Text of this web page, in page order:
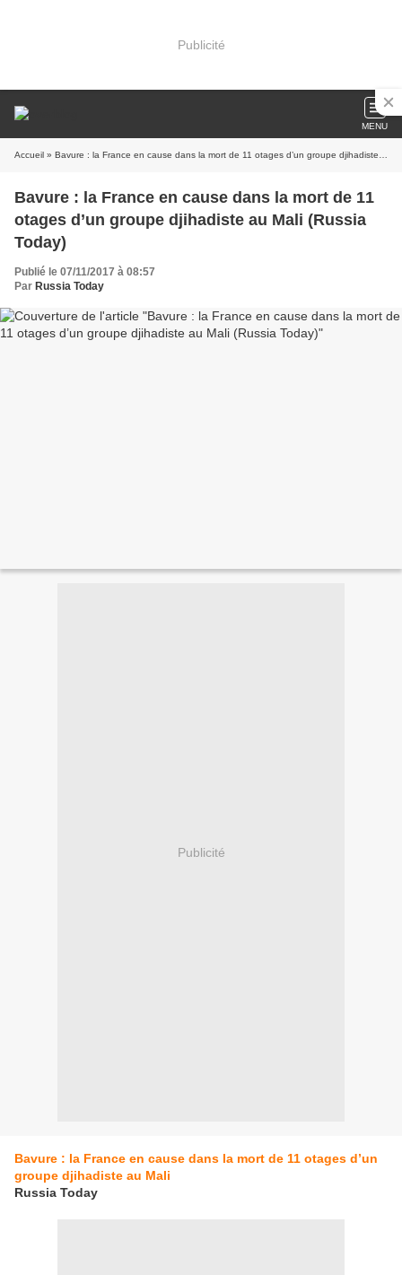
Publicité
MENU
Accueil » Bavure : la France en cause dans la mort de 11 otages d’un groupe djihadiste au Mali (Russia Today)
Bavure : la France en cause dans la mort de 11
otages d’un groupe djihadiste au Mali (Russia
Today)
Publié le 07/11/2017 à 08:57
Par Russia Today
Publicité
Bavure : la France en cause dans la mort de 11 otages d’un
groupe djihadiste au Mali
Russia Today